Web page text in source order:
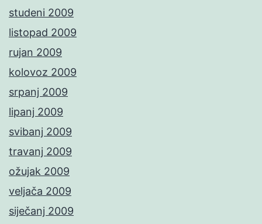
studeni 2009
listopad 2009
rujan 2009
kolovoz 2009
srpanj 2009
lipanj 2009
svibanj 2009
travanj 2009
ožujak 2009
veljača 2009
siječanj 2009